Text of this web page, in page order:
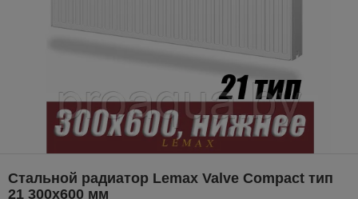
Стальной радиатор Lemax Valve Compact тип
21 300x600 мм